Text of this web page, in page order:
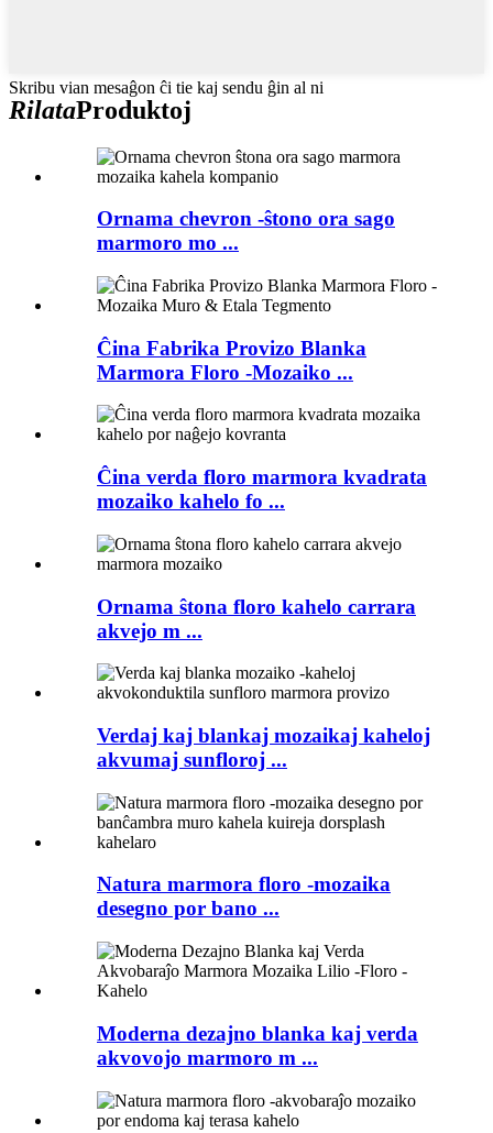
Skribu vian mesaĝon ĉi tie kaj sendu ĝin al ni
RilataProduktoj
Ornama chevron -ŝtono ora sago
marmoro mo ...
Ĉina Fabrika Provizo Blanka
Marmora Floro -Mozaiko ...
Ĉina verda floro marmora kvadrata
mozaiko kahelo fo ...
Ornama ŝtona floro kahelo carrara
akvejo m ...
Verdaj kaj blankaj mozaikaj kaheloj
akvumaj sunfloroj ...
Natura marmora floro -mozaika
desegno por bano ...
Moderna dezajno blanka kaj verda
akvovojo marmoro m ...